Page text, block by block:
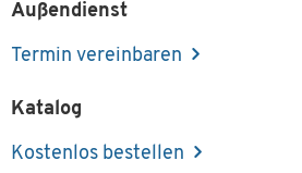
Außendienst
Termin vereinbaren
Katalog
Kostenlos bestellen